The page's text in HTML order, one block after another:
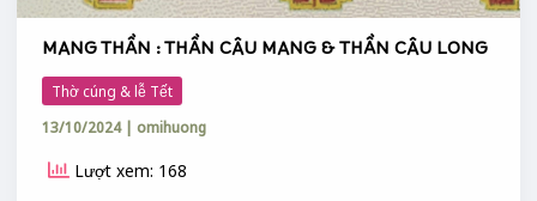
MANG THẦN : THẦN CÂU MANG & THẦN CÂU LONG
Thờ cúng & lễ Tết
13/10/2024 | omihuong
Lượt xem: 168